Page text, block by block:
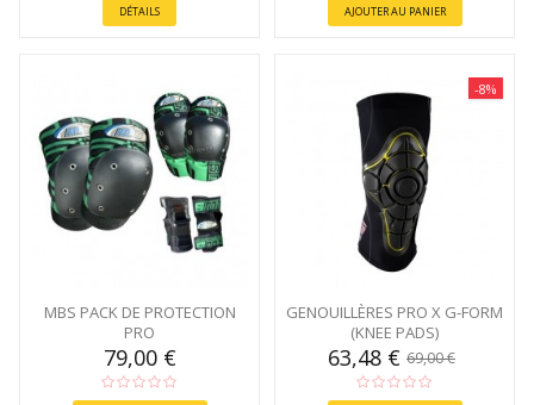
DÉTAILS AJOUTER AU PANIER
MBS PACK DE PROTECTION
PRO
79,00 €
-8%
GENOUILLÈRES PRO X G-FORM
(KNEE PADS)
63,48 € 69,00 €